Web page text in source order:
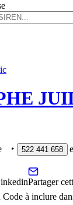
‣ 522 441 658
Partager
à inclure